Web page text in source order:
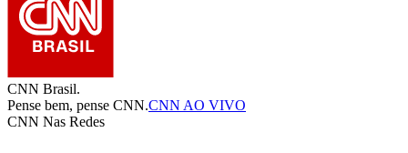
CNN Brasil.
Pense bem, pense CNN.CNN AO VIVO
CNN Nas Redes